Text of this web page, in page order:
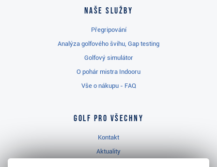
Naše služby
Přegripování
Analýza golfového švihu, Gap testing
Golfový simulátor
O pohár mistra Indooru
Vše o nákupu - FAQ
Golf pro všechny
Kontakt
Aktuality